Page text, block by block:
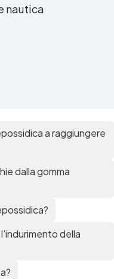
nautica
a raggiungere
dalla gomma
della